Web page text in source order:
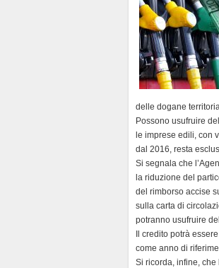
e
b
o
o
k
k
e
d
I
n
t
t
e
r
delle dogane
Possono usufruire
le imprese edili, con
dal 2016, resta
Si segnala che
la riduzione del
del rimborso accise
sulla carta di
potranno usufruire
Il credito potrà
come anno di
Si ricorda, infine,